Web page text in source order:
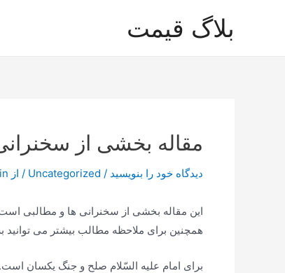
بلاگ قیمت
مقاله بخشی از
دیدگاه‌ خود را بنویسید /
Uncategorized / از
این مقاله بخشی از سخنرانی ها و مطالبی
همچنین برای ملاحظه مطالب بیشتر می توانید
برای امام علیه السّلام صلح و جنگ یكسان